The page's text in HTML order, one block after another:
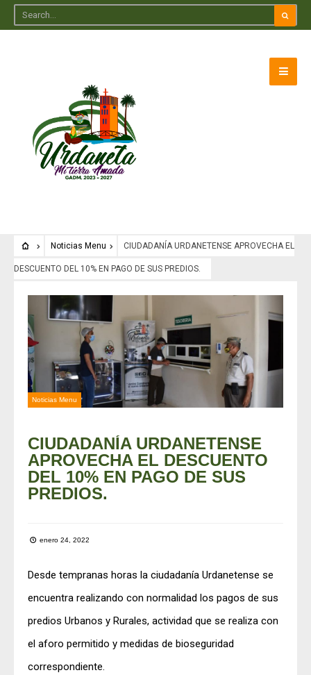
Noticias Menu CIUDADANÍA URDANETENSE APROVECHA EL
DESCUENTO DEL 10% EN PAGO DE SUS PREDIOS.
Noticias Menu
CIUDADANÍA URDANETENSE
APROVECHA EL DESCUENTO
DEL 10% EN PAGO DE SUS
PREDIOS.
enero 24, 2022
Desde tempranas horas la ciudadanía Urdanetense se
encuentra realizando con normalidad los pagos de sus
predios Urbanos y Rurales, actividad que se realiza con
el aforo permitido y medidas de bioseguridad
correspondiente.